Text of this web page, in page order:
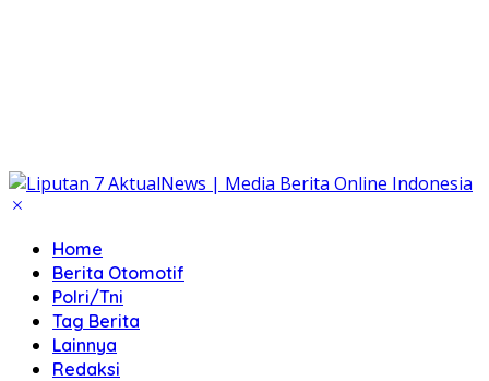
Home
Berita Otomotif
Polri/Tni
Tag Berita
Lainnya
Redaksi